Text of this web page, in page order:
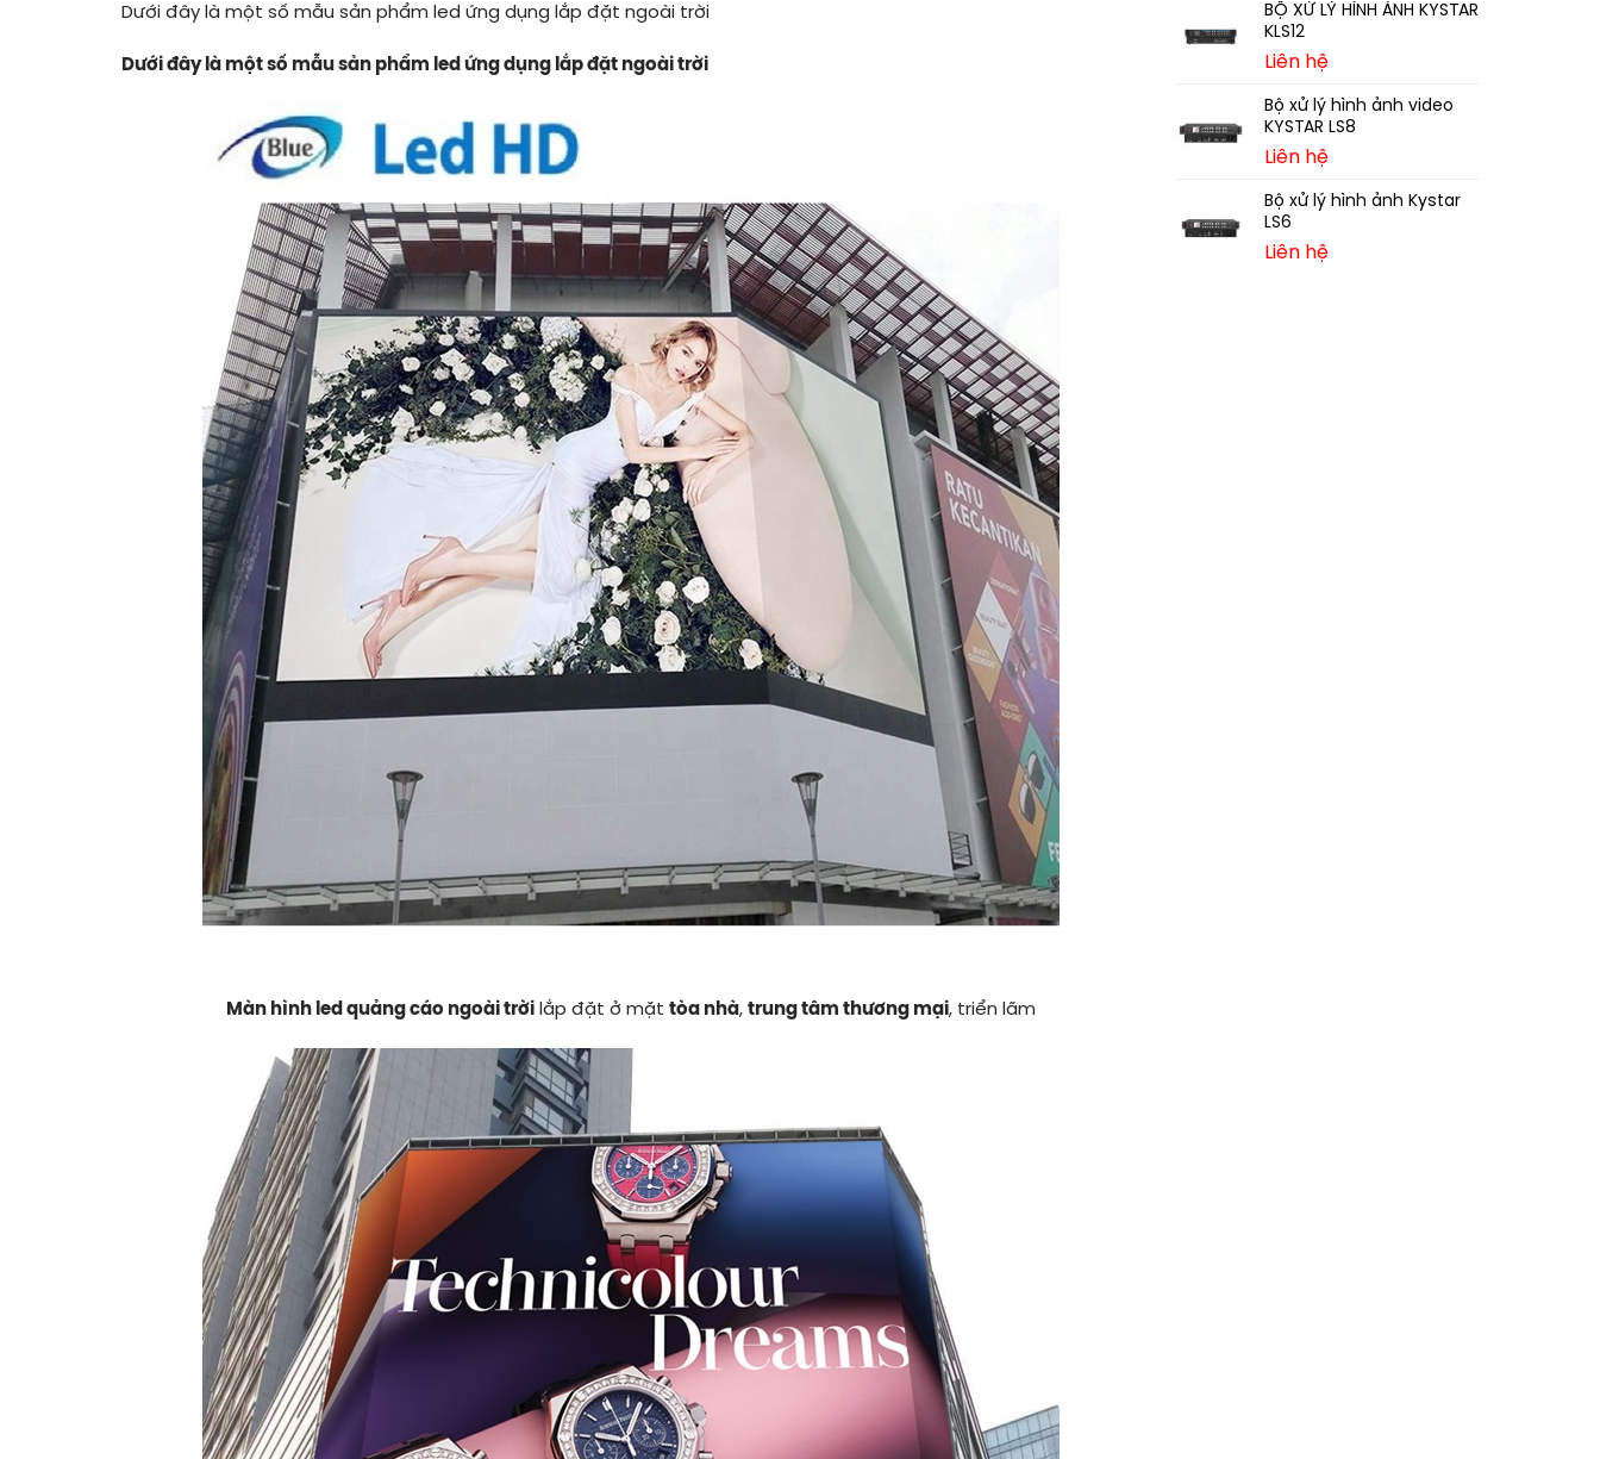
Dưới đây là một số mẫu sản phẩm led ứng dụng lắp đặt ngoài trời
Dưới đây là một số mẫu sản phẩm led ứng dụng lắp đặt ngoài trời
Màn hình led quảng cáo ngoài trờilắp đặt ở mặt tòa nhà, trung tâm thương mại, triển lãm
BỘ XỬ LÝ HÌNH ẢNH KYSTAR
KLS12
Liên hệ
Bộ xử lý hình ảnh video
KYSTAR LS8
Liên hệ
Bộ xử lý hình ảnh Kystar
LS6
Liên hệ